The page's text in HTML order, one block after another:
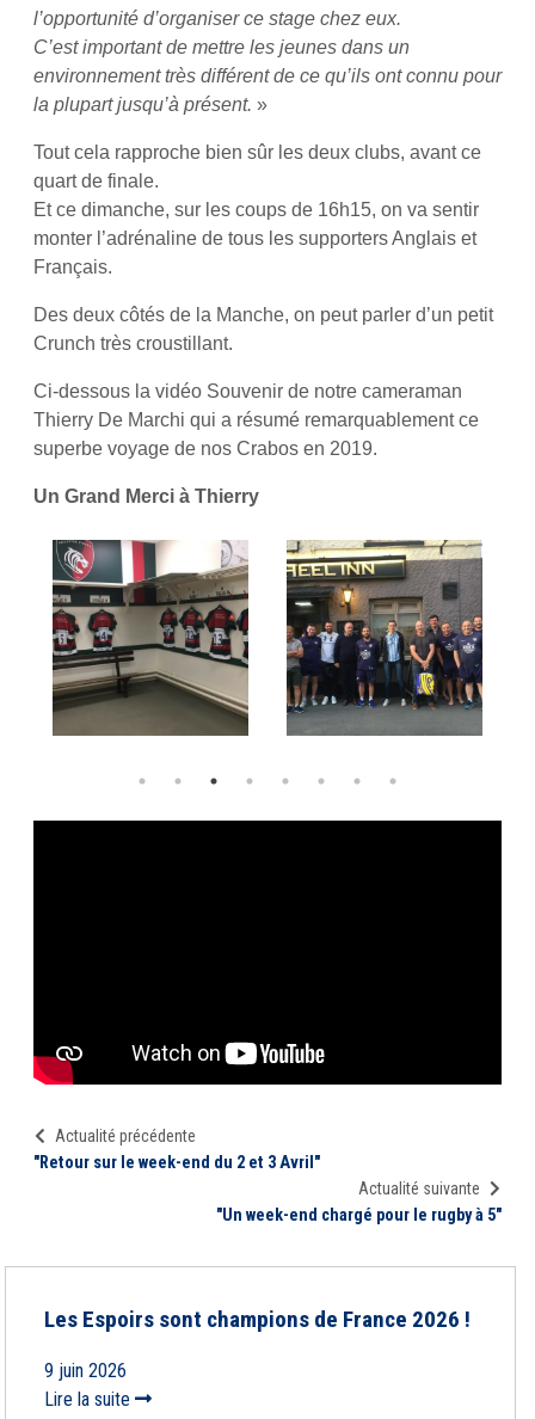
l’opportunité d’organiser ce stage chez eux.
C’est important de mettre les jeunes dans un
environnement très différent de ce qu’ils ont connu pour
la plupart jusqu’à présent. »
Tout cela rapproche bien sûr les deux clubs, avant ce
quart de finale.
Et ce dimanche, sur les coups de 16h15, on va sentir
monter l’adrénaline de tous les supporters Anglais et
Français.
Des deux côtés de la Manche, on peut parler d’un petit
Crunch très croustillant.
Ci-dessous la vidéo Souvenir de notre cameraman
Thierry De Marchi qui a résumé remarquablement ce
superbe voyage de nos Crabos en 2019.
Un Grand Merci à Thierry
Actualité précédente
"Retour sur le week-end du 2 et 3 Avril"
Actualité suivante
"Un week-end chargé pour le rugby à 5"
Les Espoirs sont champions de France 2026 !
9 juin 2026
Lire la suite